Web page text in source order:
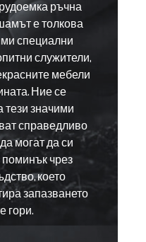
ръчна
е толкова
специални
служители,
мебели
Ние се
тези значими
справедливо
могат да си
поминък чрез
което
запазването
гори.